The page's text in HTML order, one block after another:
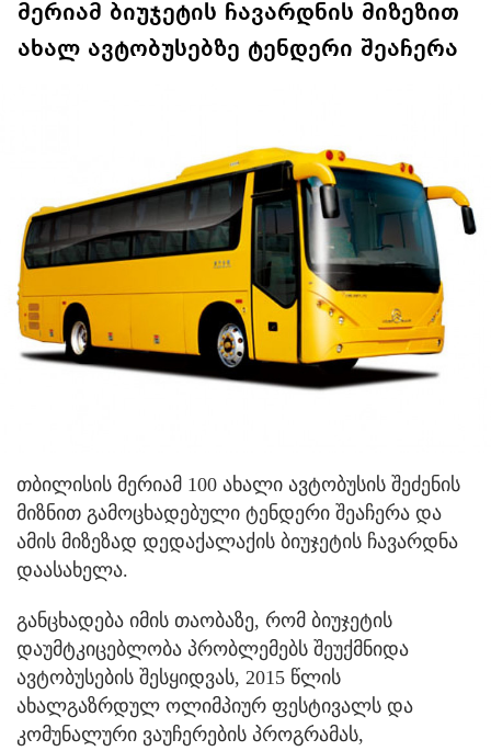
მერიამ ბიუჯეტის ჩავარდნის მიზეზით
ახალ ავტობუსებზე ტენდერი შეაჩერა
თბილისის მერიამ 100 ახალი ავტობუსის შეძენის
მიზნით გამოცხადებული ტენდერი შეაჩერა და
ამის მიზეზად დედაქალაქის ბიუჯეტის ჩავარდნა
დაასახელა.
განცხადება იმის თაობაზე, რომ ბიუჯეტის
დაუმტკიცებლობა პრობლემებს შეუქმნიდა
ავტობუსების შესყიდვას, 2015 წლის
ახალგაზრდულ ოლიმპიურ ფესტივალს და
კომუნალური ვაუჩერების პროგრამას,